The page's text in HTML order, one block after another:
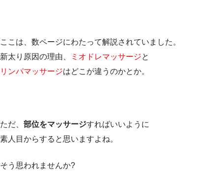
ここは、数ページにわたって解説されていました。
新太り原因の理由、
ミオドレマッサージと
リンパマッサージはどこが違うのかとか。
ただ、 部位をマッサージすればいいように
素人目からすると思いますよね。
そう思われませんか?